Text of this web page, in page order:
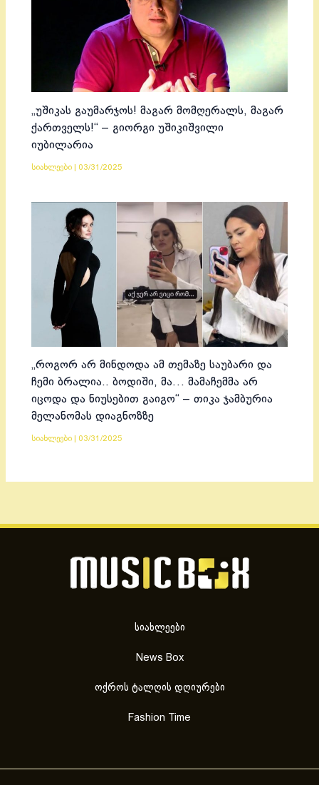
„უშიკას გაუმარჯოს! მაგარ მომღერალს, მაგარ
ქართველს!“ – გიორგი უშიკიშვილი
იუბილარია
სიახლეები 03/31/2025
„როგორ არ მინდოდა ამ თემაზე საუბარი და
ჩემი ბრალია.. ბოდიში, მა… მამაჩემმა არ
იცოდა და ნიუსებით გაიგო“ – თიკა ჯამბურია
მელანომას დიაგნოზზე
სიახლეები 03/31/2025
სიახლეები
News Box
ოქროს ტალღის დღიურები
Fashion Time